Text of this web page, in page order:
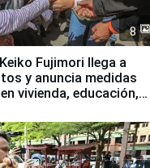
8
Fujimori llega a
y anuncia medidas
vivienda, educación,